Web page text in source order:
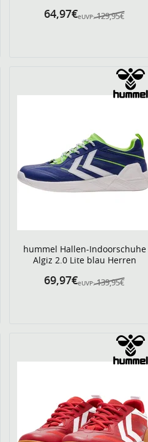
eUVP: 129,95€
64,97€
hummel Hallen-Indoorschuhe
Algiz 2.0 Lite blau Herren
eUVP: 139,95€
69,97€